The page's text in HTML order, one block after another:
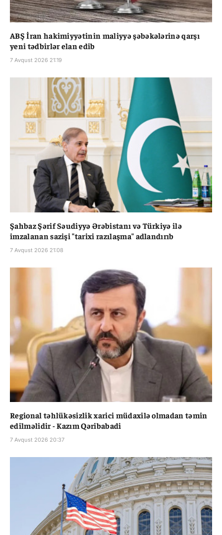
ABŞ İran hakimiyyətinin maliyyə şəbəkələrinə qarşı
yeni tədbirlər elan edib
7 Avqust 2026 21:19
Şahbaz Şərif Səudiyyə Ərəbistanı və Türkiyə ilə
imzalanan sazişi "tarixi razılaşma" adlandırıb
7 Avqust 2026 21:08
Regional təhlükəsizlik xarici müdaxilə olmadan təmin
edilməlidir - Kazım Qəribabadi
7 Avqust 2026 20:37